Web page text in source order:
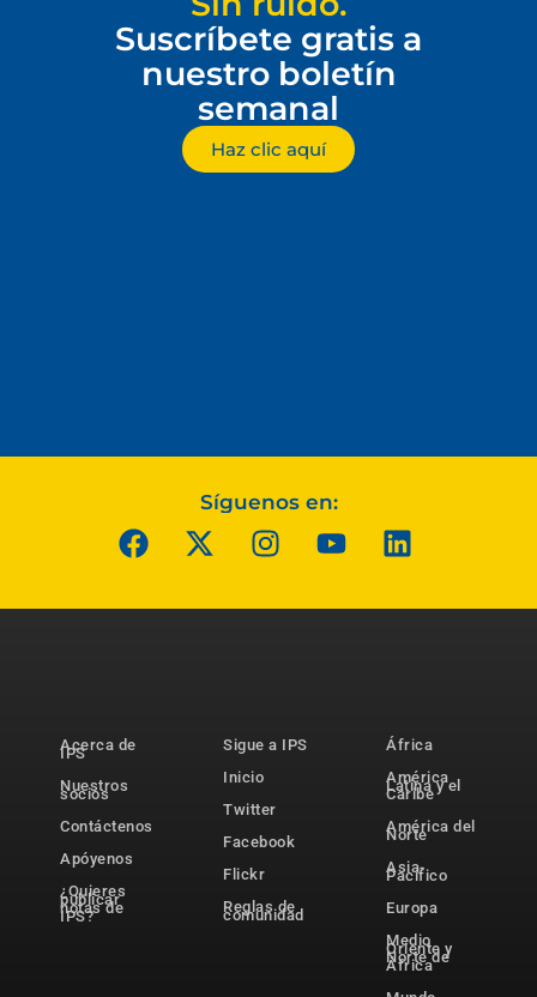
Suscríbete gratis a
nuestro boletín
semanal
Haz clic aquí
Síguenos en:
Acerca de
IPS
Nuestros
socios
Contáctenos
Apóyenos
¿Quieres
publicar
notas de
IPS?
Sigue a IPS
Inicio
Twitter
Facebook
Flickr
Reglas de
comunidad
África
América
Latina y el
Caribe
América del
Norte
Asia-
Pacífico
Europa
Medio
Oriente y
Norte de
África